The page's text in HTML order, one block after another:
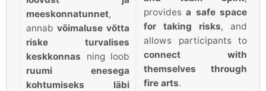
meeskonnatunnet,
annab võimaluse võtta
riske turvalises
keskkonnas ning loob
ruumi enesega
kohtumiseks läbi
providesa safe space
for taking risks, and
allows participants to
connect with
themselves through
fire arts.